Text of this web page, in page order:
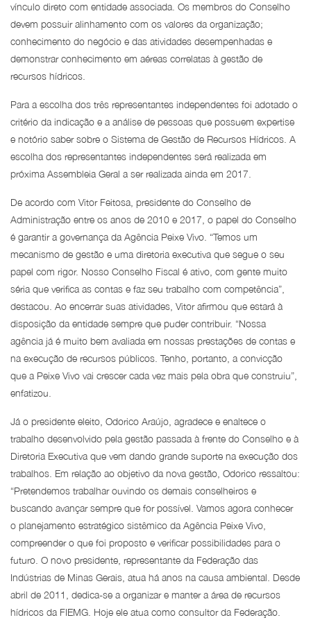
vínculo direto com entidade associada. Os membros do Conselho
devem possuir alinhamento com os valores da organização;
conhecimento do negócio e das atividades desempenhadas e
demonstrar conhecimento em aéreas correlatas à gestão de
recursos hídricos.
Para a escolha dos três representantes independentes foi adotado o
critério da indicação e a análise de pessoas que possuem expertise
e notório saber sobre o Sistema de Gestão de Recursos Hídricos. A
escolha dos representantes independentes será realizada em
próxima Assembleia Geral a ser realizada ainda em 2017.
De acordo com Vitor Feitosa, presidente do Conselho de
Administração entre os anos de 2010 e 2017, o papel do Conselho
é garantir a governança da Agência Peixe Vivo. “Temos um
mecanismo de gestão e uma diretoria executiva que segue o seu
papel com rigor. Nosso Conselho Fiscal é ativo, com gente muito
séria que verifica as contas e faz seu trabalho com competência”,
destacou. Ao encerrar suas atividades, Vitor afirmou que estará à
disposição da entidade sempre que puder contribuir. “Nossa
agência já é muito bem avaliada em nossas prestações de contas e
na execução de recursos públicos. Tenho, portanto, a convicção
que a Peixe Vivo vai crescer cada vez mais pela obra que construiu”,
enfatizou.
Já o presidente eleito, Odorico Araújo, agradece e enaltece o
trabalho desenvolvido pela gestão passada à frente do Conselho e à
Diretoria Executiva que vem dando grande suporte na execução dos
trabalhos. Em relação ao objetivo da nova gestão, Odorico ressaltou:
“Pretendemos trabalhar ouvindo os demais conselheiros e
buscando avançar sempre que for possível. Vamos agora conhecer
o planejamento estratégico sistêmico da Agência Peixe Vivo,
compreender o que foi proposto e verificar possibilidades para o
futuro. O novo presidente, representante da Federação das
Indústrias de Minas Gerais, atua há anos na causa ambiental. Desde
abril de 2011, dedica-se a organizar e manter a área de recursos
hídricos da FIEMG. Hoje ele atua como consultor da Federação.